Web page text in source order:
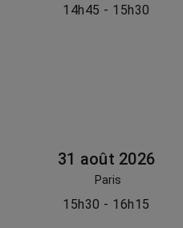
14h45 - 15h30
31 août 2026
Paris
15h30 - 16h15